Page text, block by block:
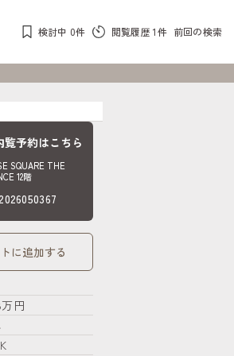
検討中 0件 閲覧履歴1件 前回の検索
予約はこちら
SQUARE THE
12階
に追加する
円